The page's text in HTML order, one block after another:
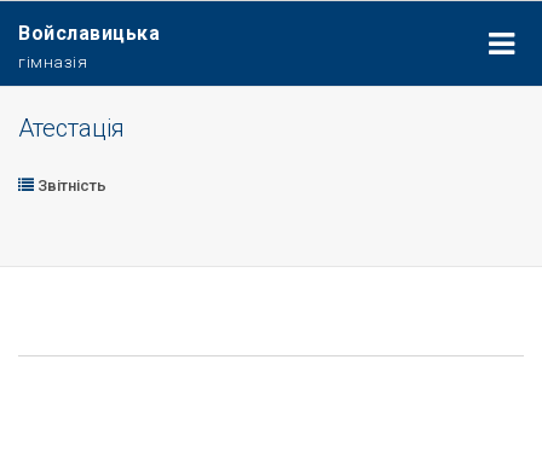
Войславицька
гімназія
Атестація
Звітність